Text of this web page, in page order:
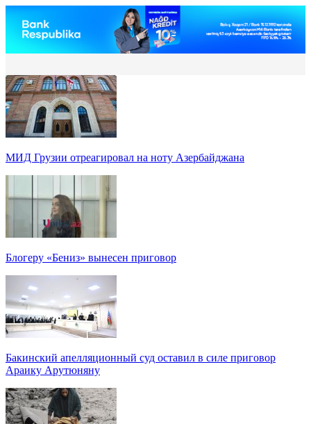
МИД Грузии отреагировал на ноту Азербайджана
Блогеру «Бениз» вынесен приговор
Бакинский апелляционный суд оставил в силе приговор
Араику Арутюняну